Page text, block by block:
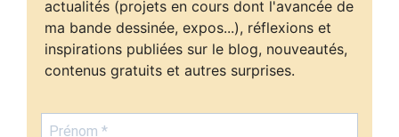
actualités (projets en cours dont l'avancée de
ma bande dessinée, expos...), réflexions et
inspirations publiées sur le blog, nouveautés,
contenus gratuits et autres surprises.